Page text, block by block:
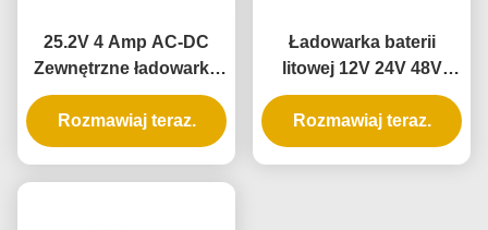
25.2V 4 Amp AC-DC
Zewnętrzne ładowarka
baterii 18650 z PC
materiałem
ognioodpornym do
Rozmawiaj teraz.
Ładowarka baterii
litowej 12V 24V 48V
2.5A z PC materiałem
ognioodpornym i
ochroną przed
Rozmawiaj teraz.